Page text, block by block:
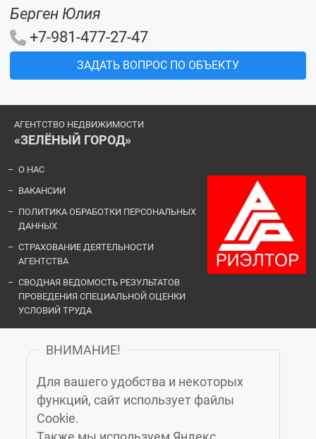
Берген Юлия
+7-981-477-27-47
ЗАДАТЬ ВОПРОС ПО ОБЪЕКТУ
АГЕНТСТВО НЕДВИЖИМОСТИ
«ЗЕЛЁНЫЙ ГОРОД»
О НАС
ВАКАНСИИ
ПОЛИТИКА ОБРАБОТКИ ПЕРСОНАЛЬНЫХ
ДАННЫХ
СТРАХОВАНИЕ ДЕЯТЕЛЬНОСТИ
АГЕНТСТВА
СВОДНАЯ ВЕДОМОСТЬ РЕЗУЛЬТАТОВ
ПРОВЕДЕНИЯ СПЕЦИАЛЬНОЙ ОЦЕНКИ
УСЛОВИЙ ТРУДА
«ЗЕЛЁНЫЙ ГОРОД»
ВНИМАНИЕ!
Для вашего удобства и некоторых
функций, сайт использует файлы
Cookie.